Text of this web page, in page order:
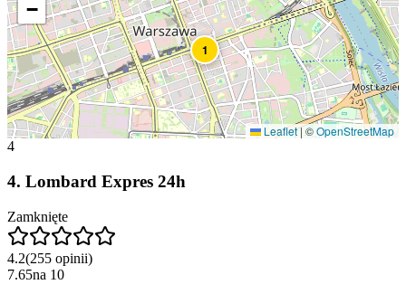
1
−
Leaflet|©OpenStreetMap
4
4. Lombard Expres 24h
Zamknięte
4.2(255 opinii)
7.65na 10